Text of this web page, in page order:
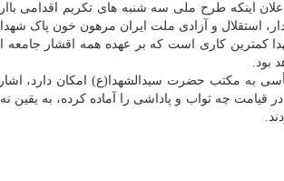
اینکه طرح ملی سه شنبه های تکریم اقدامی
استقلال و آزادی ملت ایران مرهون خون پاک
کمترین کاری است که بر عهده همه اقشار جامعه
بود.
به مکتب حضرت سیدالشهدا(ع) امکان دارد،
در قیامت چه ثواب و پاداشی را آماده کرده، به